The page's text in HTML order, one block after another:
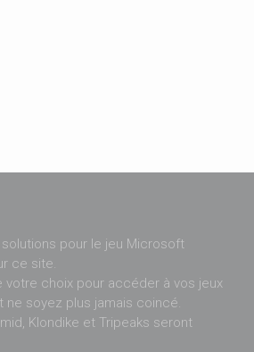
pour le jeu Microsoft
ce site.
votre choix pour accéder à vos jeux
soyez plus jamais coincé.
Klondike et Tripeaks seront